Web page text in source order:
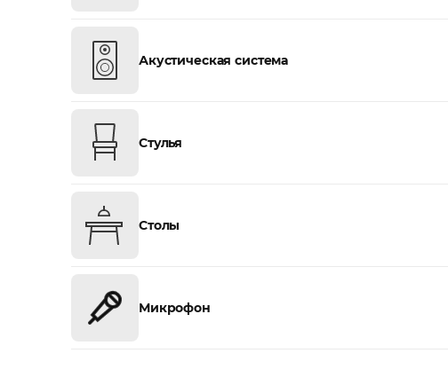
Акустическая система
Стулья
Столы
Микрофон